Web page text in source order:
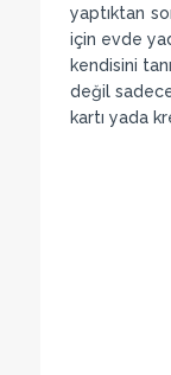
yaptıktan
için evde
kendisini
değil
kartı yada